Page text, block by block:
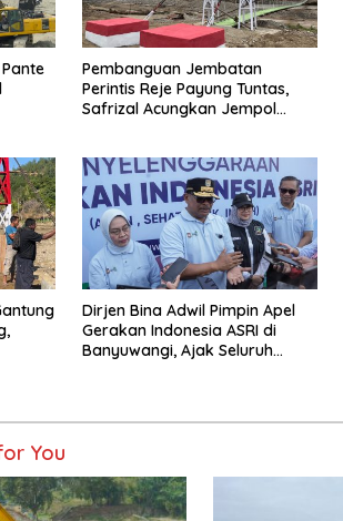
Pembanguan Jembatan
Perintis Reje Payung Tuntas,
Safrizal Acungkan Jempol
Dirjen Bina Adwil Pimpin Apel
Gerakan Indonesia ASRI di
Banyuwangi, Ajak Seluruh
You